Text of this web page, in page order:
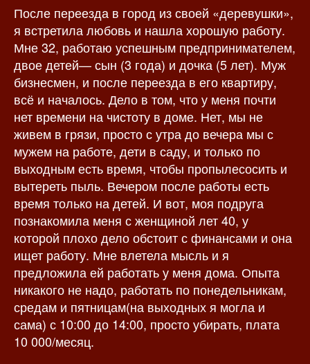
п
с
и
и
и
После переезда в город из своей «деревушки»,
я встретила любовь и нашла хорошую работу.
Мне 32, работаю успешным предпринимателем,
двое детей— сын (3 года) и дочка (5 лет). Муж
бизнесмен, и после переезда в его квартиру,
всё и началось. Дело в том, что у меня почти
нет времени на чистоту в доме. Нет, мы не
живем в грязи, просто с утра до вечера мы с
мужем на работе, дети в саду, и только по
выходным есть время, чтобы пропылесосить и
вытереть пыль. Вечером после работы есть
время только на детей. И вот, моя подруга
познакомила меня с женщиной лет 40, у
которой плохо дело обстоит с финансами и она
ищет работу. Мне влетела мысль и я
предложила ей работать у меня дома. Опыта
никакого не надо, работать по понедельникам,
средам и пятницам(на выходных я могла и
сама) с 10:00 до 14:00, просто убирать, плата
10 000/месяц.